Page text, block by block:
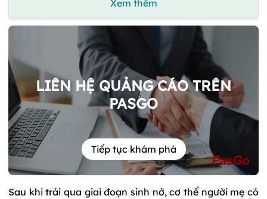
Xem thêm
LIÊN HỆ QUẢNG CÁO TRÊN
PASGO
Tiếp tục khám phá
Sau khi trải qua giai đoạn sinh nở, cơ thể người mẹ có